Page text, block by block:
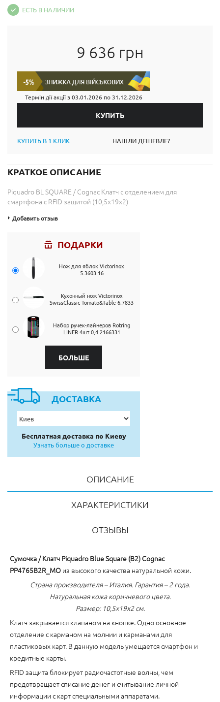
ЕСТЬ В НАЛИЧИИ
9 636 грн
Термін дії акції з03.01.2026 по 31.12.2026
КУПИТЬ В 1 КЛИК НАШЛИ ДЕШЕВЛЕ?
КРАТКОЕ ОПИСАНИЕ
Piquadro BL SQUARE / Cognac Клатч с отделением для
смартфона с RFID защитой (10,5x19x2)
Добавить отзыв
ПОДАРКИ
Нож для яблок Victorinox
5.3603.16
Кухонный нож Victorinox
SwissClassic Tomato&Table 6.7833
Набор ручек-лайнеров Rotring
LINER 4шт 0,4 2166331
БОЛЬШЕ
ДОСТАВКА
Бесплатная доставка по Киеву
Узнать больше о доставке
ОПИСАНИЕ
ХАРАКТЕРИСТИКИ
ОТЗЫВЫ
Сумочка / Клатч Piquadro Blue Square (B2) Cognac
PP4765B2R_MO из высокого качества натуральной кожи.
Страна производителя – Италия. Гарантия – 2 года.
Натуральная кожа коричневого цвета.
Размер: 10,5x19x2 см.
Клатч закрывается клапаном на кнопке. Одно основное
отделение с карманом на молнии и карманами для
пластиковых карт. В данную модель умещается смартфон и
кредитные карты.
RFID защита блокирует радиочастотные волны, чем
предотвращает списание денег и считывание личной
информации с карт специальными аппаратами.